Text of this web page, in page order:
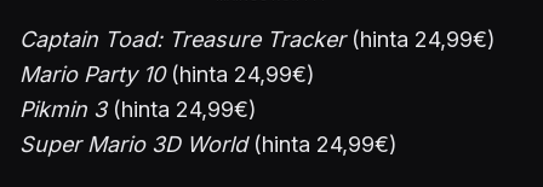
Captain Toad: Treasure Tracker (hinta 24,99€)
Mario Party 10(hinta 24,99€)
Pikmin 3(hinta 24,99€)
Super Mario 3D World (hinta 24,99€)